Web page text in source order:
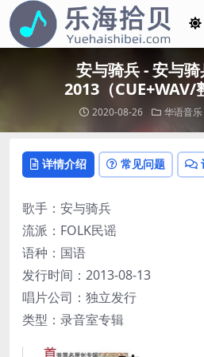
安与骑兵 - 安与
2013（CUE+WAV/
2020-08-26 华语音乐
详情介绍 常见问题
歌手：安与骑兵
流派：FOLK民谣
语种：国语
发行时间：2013-08-13
唱片公司：独立发行
类型：录音室专辑